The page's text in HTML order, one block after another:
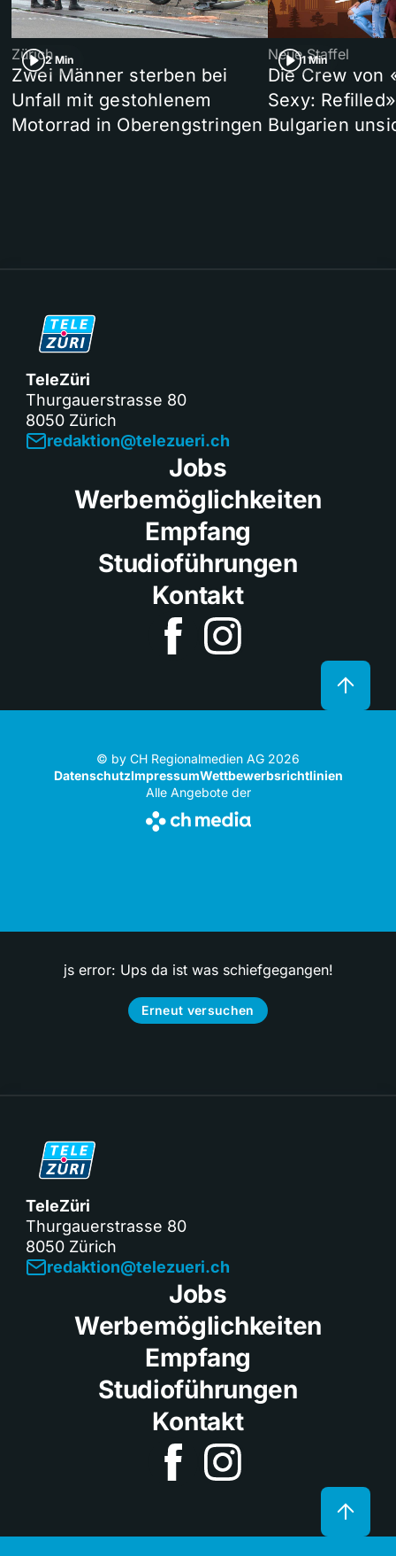
2 Min
Zürich
Zwei Männer sterben bei
Unfall mit gestohlenem
Motorrad in Oberengstringen
1 Min
Neue Staffel
Die Crew von
Sexy:
Bulgarien
TeleZüri
Thurgauerstrasse 80
8050 Zürich
redaktion@telezueri.ch
Jobs
Werbemöglichkeiten
Empfang
Studioführungen
Kontakt
© by CH Regionalmedien AG 2026
DatenschutzImpressumWettbewerbsrichtlinien
Alle Angebote der
js error: Ups da ist was schiefgegangen!
Erneut versuchen
TeleZüri
Thurgauerstrasse 80
8050 Zürich
redaktion@telezueri.ch
Jobs
Werbemöglichkeiten
Empfang
Studioführungen
Kontakt